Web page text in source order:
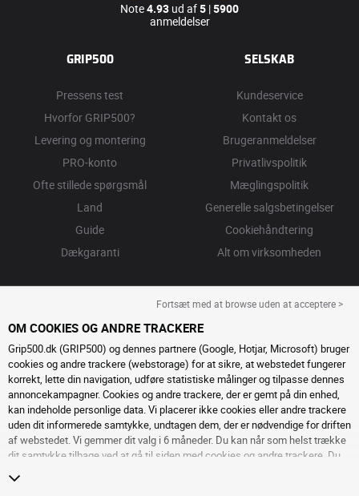
Note4.93 ud af5 |5900
anmeldelser
GRIP500
Pressens test
Hvorfor GRIP500?
Levering og montering
PRO-konto
Ofte stillede spørgsmål
Land
Guide
Dækgaranti
SELSKAB
Kundeservice
Kontakt os
Brugeranmeldelser
Privatlivspolitik
Mæglingspolitik
Generelle salgsbetingelser
Cookiehåndtering
Alt om virksomheden
Fortsæt med at browse uden at acceptere >
OM COOKIES OG ANDRE TRACKERE
Grip500.dk (GRIP500) og dennes partnere (Google, Hotjar, Microsoft) bruger
cookies og andre trackere (webstorage) for at sikre, at webstedet fungerer
korrekt, lette din navigation, udføre statistiske målinger og tilpasse dennes
annoncekampagner. Cookies og andre trackere, der er gemt på din enhed,
kan indeholde personlige data. Vi placerer ikke cookies eller andre trackere
uden dit informerede samtykke, undtagen dem, der er nødvendige for driften
af ​​webstedet. Vi gemmer dit valg i 6 måneder. Du kan når som helst trække
dit samtykke tilbage ved at gå til siden med cookies og andre trackere . Du
cookies eller andre trackere. Afvisning forhindrer ikke adgang til tjenesterne